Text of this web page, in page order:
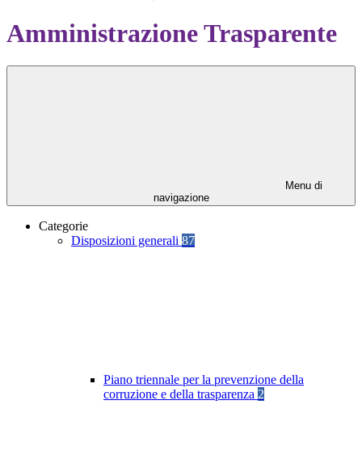
Amministrazione Trasparente
Menu di
navigazione
Categorie
Disposizioni generali 87
Piano triennale per la prevenzione della
corruzione e della trasparenza 2